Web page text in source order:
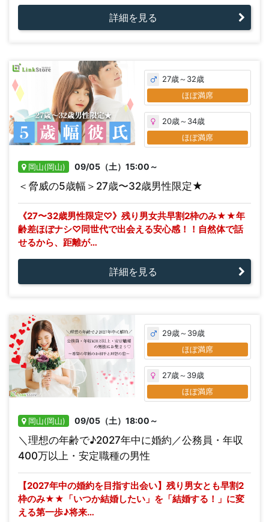
詳細を見る
27歳～32歳
ほぼ満席
20歳～34歳
ほぼ満席
岡山(岡山) 09/05（土）15:00～
＜脅威の5歳幅＞27歳〜32歳男性限定★
《27〜32歳男性限定♡》残り男女共早割2枠のみ★★年
齢差ほぼナシ♡同世代で出会える安心感！！自然体で話
せるから、距離が…
詳細を見る
29歳～39歳
ほぼ満席
27歳～39歳
ほぼ満席
岡山(岡山) 09/05（土）18:00～
＼理想の年齢で♪2027年中に婚約／公務員・年収
400万以上・安定職種の男性
【2027年中の婚約を目指す出会い】残り男女とも早割2
枠のみ★★「いつか結婚したい」を「結婚する！」に変
える第一歩♪将来…